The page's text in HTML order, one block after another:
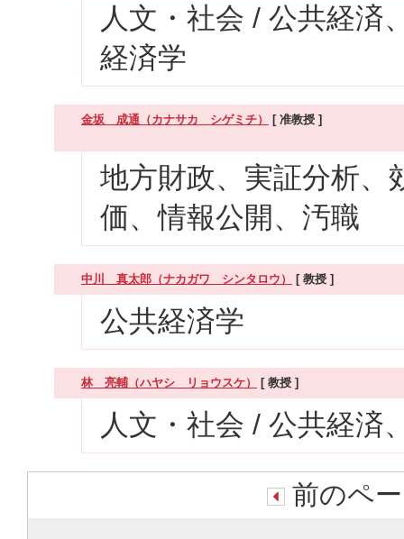
人文・社会 / 公共経済
経済学
金坂 成通（カナサカ シゲミチ） [ 准教授 ]
地方財政、実証分析、
価、情報公開、汚職
中川 真太郎（ナカガワ シンタロウ） [ 教授 ]
公共経済学
林 亮輔（ハヤシ リョウスケ） [ 教授 ]
人文・社会 / 公共経済
前のペ